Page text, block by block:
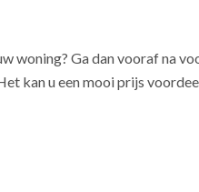
woning? Ga dan vooraf na
kan u een mooi prijs